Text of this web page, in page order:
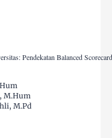
Pendekatan Balanced Scorecard
M.Hum
M.Pd